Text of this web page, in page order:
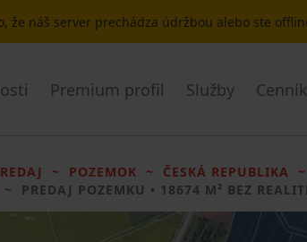
že náš server prechádza údržbou alebo ste
Premium profil Služby
POZEMOK ČESKÁ REPUBLIKA
PREDAJ POZEMKU • 18674 M² BEZ